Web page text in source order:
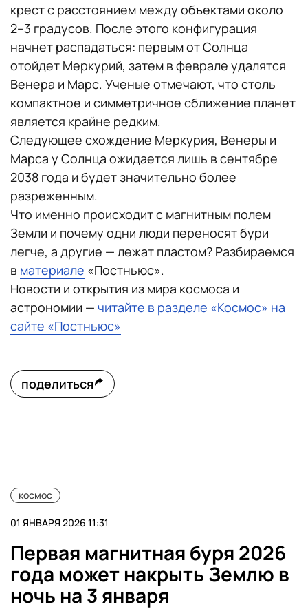
крест с расстоянием между объектами около
2–3 градусов. После этого конфигурация
начнет распадаться: первым от Солнца
отойдет Меркурий, затем в феврале удалятся
Венера и Марс. Ученые отмечают, что столь
компактное и симметричное сближение планет
является крайне редким.
Следующее схождение Меркурия, Венеры и
Марса у Солнца ожидается лишь в сентябре
2038 года и будет значительно более
разреженным.
Что именно происходит с магнитным полем
Земли и почему одни люди переносят бури
легче, а другие — лежат пластом? Разбираемся
в материале «Постньюс».
Новости и открытия из мира космоса и
астрономии — читайте в разделе «Космос» на
сайте «Постньюс»
поделиться
космос
01 ЯНВАРЯ 2026 11:31
Первая магнитная буря 2026
года может накрыть Землю в
ночь на 3 января